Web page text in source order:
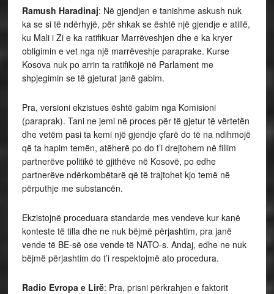
Ramush Haradinaj: Në gjendjen e tanishme askush nuk
ka se si të ndërhyjë, për shkak se është një gjendje e atillë,
ku Mali i Zi e ka ratifikuar Marrëveshjen dhe e ka kryer
obligimin e vet nga një marrëveshje paraprake. Kurse
Kosova nuk po arrin ta ratifikojë në Parlament me
shpjegimin se të gjeturat janë gabim.
Pra, versioni ekzistues është gabim nga Komisioni
(paraprak). Tani ne jemi në proces për të gjetur të vërtetën
dhe vetëm pasi ta kemi një gjendje çfarë do të na ndihmojë
që ta hapim temën, atëherë po do t’i drejtohem në fillim
partnerëve politikë të gjithëve në Kosovë, po edhe
partnerëve ndërkombëtarë që të trajtohet kjo temë në
përputhje me substancën.
Ekzistojnë proceduara standarde mes vendeve kur kanë
konteste të tilla dhe ne nuk bëjmë përjashtim, pra janë
vende të BE-së ose vende të NATO-s. Andaj, edhe ne nuk
bëjmë përjashtim do t’i respektojmë ato procedura.
Radio Evropa e Lirë: Pra, prisni përkrahjen e faktorit